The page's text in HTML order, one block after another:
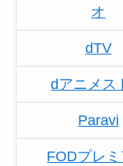
オ
dTV
dアニメス
Paravi
FODプレ